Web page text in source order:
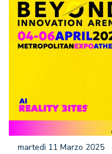
martedì 11 Marzo 2025